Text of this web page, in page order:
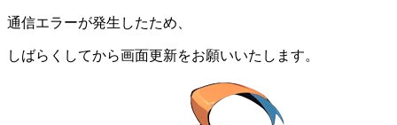
通信エラーが発生したため、
しばらくしてから画面更新をお願いいたします。